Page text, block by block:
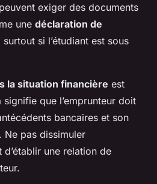
exiger des documents
une déclaration de
si l’étudiant est sous
la situation financière est
que l’emprunteur doit
bancaires et son
Ne pas dissimuler
une relation de